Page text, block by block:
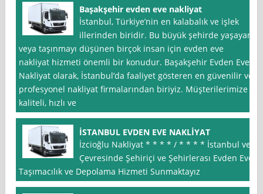
Başakşehir evden eve nakliyat
İstanbul, Türkiye’nin en kalabalık ve işlek
illerinden biridir. Bu büyük şehirde yaşayan
veya taşınmayı düşünen birçok insan için evden eve
nakliyat hizmeti önemli bir konudur. Başakşehir Evden Eve
Nakliyat olarak, İstanbul’da faaliyet gösteren en güvenilir ve
profesyonel nakliyat firmalarından biriyiz. Müşterilerimize
kaliteli, hızlı ve
İSTANBUL EVDEN EVE NAKLİYAT
İzcioğlu Nakliyat * * * * / * * * * İstanbul ve
Çevresinde Şehiriçi ve Şehirlerası Evden Eve
Taşımacılık ve Depolama Hizmeti Sunmaktayız